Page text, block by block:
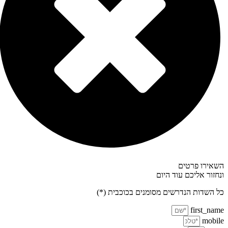
השאירו פרטים
ונחזור אליכם עוד היום
כל השדות הנדרשים מסומנים בכוכבית (*)
first_name
mobile